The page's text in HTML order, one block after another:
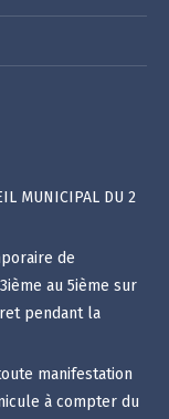
MUNICIPAL DU 2
de
au 5ième sur
pendant la
manifestation
à compter du